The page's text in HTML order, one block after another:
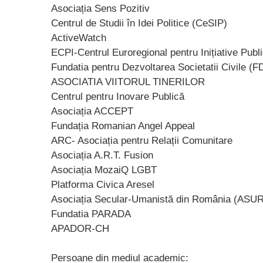
Asociația Sens Pozitiv
Centrul de Studii în Idei Politice (CeSIP)
ActiveWatch
ECPI-Centrul Euroregional pentru Inițiative
Fundatia pentru Dezvoltarea Societatii Civile
ASOCIATIA VIITORUL TINERILOR
Centrul pentru Inovare Publică
Asociația ACCEPT
Fundația Romanian Angel Appeal
ARC- Asociația pentru Relații Comunitare
Asociația A.R.T. Fusion
Asociația MozaiQ LGBT
Platforma Civica Aresel
Asociația Secular-Umanistă din România
Fundatia PARADA
APADOR-CH
Persoane din mediul academic: